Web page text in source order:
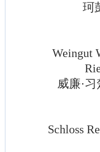
珂彭
Weingut
威廉·习
Schloss